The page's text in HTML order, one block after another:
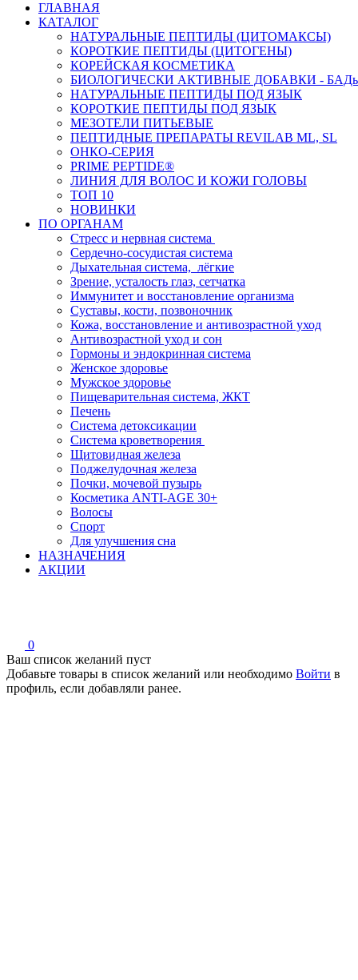
ГЛАВНАЯ
КАТАЛОГ
НАТУРАЛЬНЫЕ ПЕПТИДЫ (ЦИТОМАКСЫ)
КОРОТКИЕ ПЕПТИДЫ (ЦИТОГЕНЫ)
КОРЕЙСКАЯ КОСМЕТИКА
БИОЛОГИЧЕСКИ АКТИВНЫЕ ДОБАВКИ -
НАТУРАЛЬНЫЕ ПЕПТИДЫ ПОД ЯЗЫК
КОРОТКИЕ ПЕПТИДЫ ПОД ЯЗЫК
МЕЗОТЕЛИ ПИТЬЕВЫЕ
ПЕПТИДНЫЕ ПРЕПАРАТЫ REVILAB ML, SL
ОНКО-СЕРИЯ
PRIME PEPTIDE®
ЛИНИЯ ДЛЯ ВОЛОС И КОЖИ ГОЛОВЫ
ТОП 10
НОВИНКИ
ПО ОРГАНАМ
Стресс и нервная система
Сердечно-сосудистая система
Дыхательная система, лёгкие
Зрение, усталость глаз, сетчатка
Иммунитет и восстановление организма
Суставы, кости, позвоночник
Кожа, восстановление и антивозрастной уход
Антивозрастной уход и сон
Гормоны и эндокринная система
Женское здоровье
Мужское здоровье
Пищеварительная система, ЖКТ
Печень
Система детоксикации
Система кроветворения
Щитовидная железа
Поджелудочная железа
Почки, мочевой пузырь
Косметика ANTI-AGE 30+
Волосы
Спорт
Для улучшения сна
НАЗНАЧЕНИЯ
АКЦИИ
0
Ваш список желаний пуст
Добавьте товары в список желаний или необходимо Войти в
профиль, если добавляли ранее.